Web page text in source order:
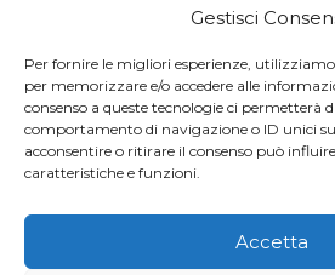
Gestisci
Per fornire le migliori esperienze,
per memorizzare e/o accedere alle
consenso a queste tecnologie ci permetterà
comportamento di navigazione o ID unici
acconsentire o ritirare il consenso può
caratteristiche e funzioni.
Accetta
43036, Fidenza, Parma (PR)
Telefono: 0524 528906 – 523427
Whatsapp:0524528906
E-mail:info@gualerzi.com